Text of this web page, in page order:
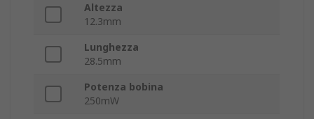
Altezza
12.3mm
Lunghezza
28.5mm
Potenza bobina
250mW